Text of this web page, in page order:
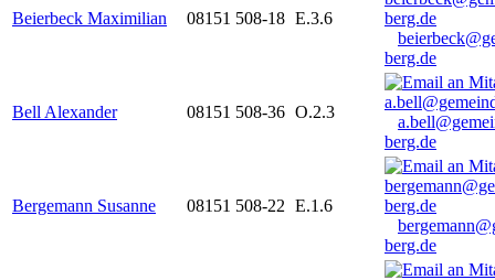
Beierbeck Maximilian 08151 508-18 E.3.6
berg.de
Bell Alexander 08151 508-36 O.2.3
berg.de
Bergemann Susanne 08151 508-22 E.1.6
berg.de